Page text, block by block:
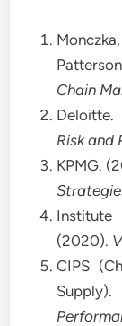
Chain
Deloitte.
Risk and
KPMG.
(2020).
CIPS